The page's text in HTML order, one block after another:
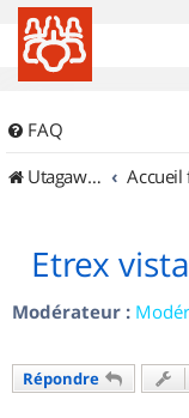
FAQ
UtagawaVTT (Randos VTT et VTTAE avec traces GPS)
Etrex
Modérateur :
Répondre